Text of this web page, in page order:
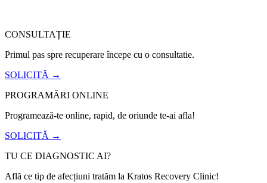
CONSULTAȚIE
Primul pas spre recuperare începe cu o consultatie.
SOLICITĂ →
PROGRAMĂRI ONLINE
Programează-te online, rapid, de oriunde te-ai afla!
SOLICITĂ →
TU CE DIAGNOSTIC AI?
Află ce tip de afecțiuni tratăm la Kratos Recovery Clinic!